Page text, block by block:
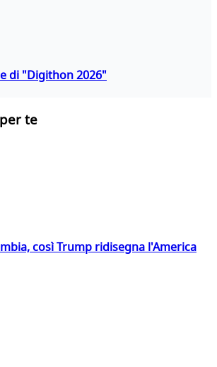
di "Digithon 2026"
te
così Trump ridisegna l'America